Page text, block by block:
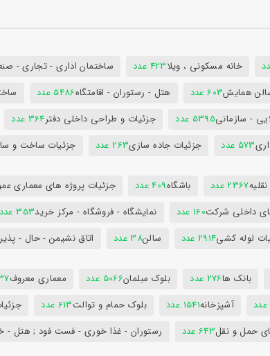
خانه مسکونی ، ویلا423 عدد ساختمان اداری - تجاری -
همایش603 عدد هتل - رستوران - اقامتگاه5486 عدد
- سازمانی5395 عدد جزئیات و طراحی داخلی دفتر364 عدد
573 عدد جزئیات جاده سازی263 عدد جزئیات ساخت و
2367 عدد باشگاه409 عدد جزئیات پروژه های معماری
داخلی شرکت160 عدد نمایشگاه - فروشگاه - مرکز خرید353 عدد
لوله کشی2914 عدد سالن38 عدد اتاق نشیمن - حال -
بانک ها276 عدد بلوک مبلمان5066 عدد معماری معروف
آشپزخانه1541 عدد بلوک حمام و توالت613 عدد
حمل و نقل643 عدد رستوران - غذا خوری - فست فود ; هتل -